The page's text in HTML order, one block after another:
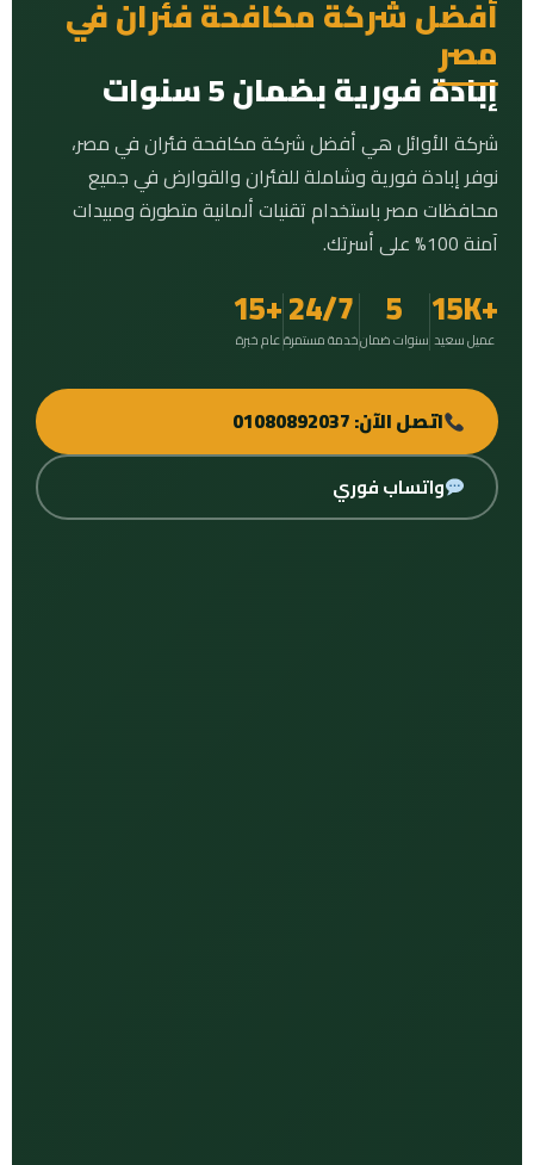
أفضل شركة مكافحة فئران في
مصر
إبادة فورية بضمان 5 سنوات
شركة الأوائل هي أفضل شركة مكافحة فئران في مصر،
نوفر إبادة فورية وشاملة للفئران والقوارض في جميع
محافظات مصر باستخدام تقنيات ألمانية متطورة ومبيدات
آمنة 100% على أسرتك.
عميل سعيد سنوات ضمان
24/7
خدمة مستمرة
+15
عام خبرة
اتصل الآن: 01080892037
واتساب فوري